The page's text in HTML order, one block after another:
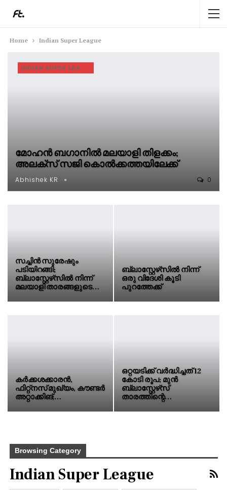
Home Indian Super League
മോഹൻ ബഗാനിൽ മലയാളി തിളക്കം;
അലക്സ് സജി കൊൽക്കത്തയിലേക്ക്
Abhishek KR 0
സച്ചിൻ സുരേഷും
പടിയിറങ്ങി;
ബ്ലാസ്റ്റേഴ്‌സിൽ നിന്ന്
മലയാളി താരങ്ങളുടെ…
ബ്ലാസ്റ്റേഴ്‌സിൽ നിന്ന്
ഒരു വിദേശി കൂടി
പുറത്തേക്ക്
കർക്കശക്കാരൻ,
ഫിറ്റ്നസ് മുഖ്യം, കൗണ്ടർ
അറ്റാക്കിങ്;…
ഒറ്റയടിക്ക് വർദ്ധിച്ചത് 12
കോടി രൂപ; മുൻ
ബ്ലാസ്റ്റേഴ്‌സ്
താരത്തിന്റെ…
Browsing Category
Indian Super League